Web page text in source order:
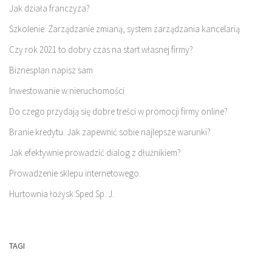
Jak działa franczyza?
Szkolenie: Zarządzanie zmianą, system zarządzania kancelarią
Czy rok 2021 to dobry czas na start własnej firmy?
Biznesplan napisz sam
Inwestowanie w nieruchomości
Do czego przydają się dobre treści w promocji firmy online?
Branie kredytu. Jak zapewnić sobie najlepsze warunki?
Jak efektywnie prowadzić dialog z dłużnikiem?
Prowadzenie sklepu internetowego.
Hurtownia łożysk Sped Sp. J.
TAGI